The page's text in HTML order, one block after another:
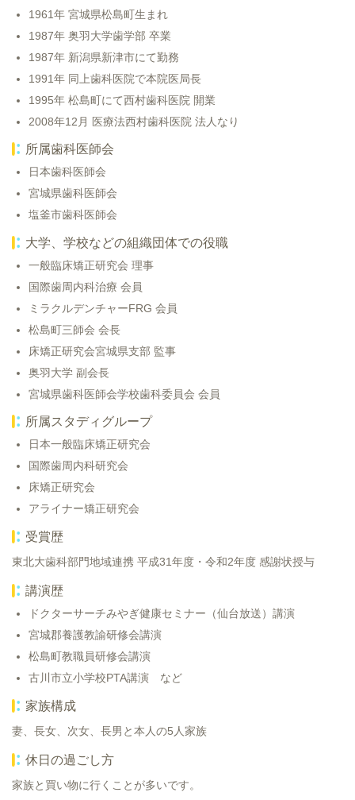
1961年 宮城県松島町生まれ
1987年 奥羽大学歯学部 卒業
1987年 新潟県新津市にて勤務
1991年 同上歯科医院で本院医局長
1995年 松島町にて西村歯科医院 開業
2008年12月 医療法西村歯科医院 法人なり
所属歯科医師会
日本歯科医師会
宮城県歯科医師会
塩釜市歯科医師会
大学、学校などの組織団体での役職
一般臨床矯正研究会 理事
国際歯周内科治療 会員
ミラクルデンチャーFRG 会員
松島町三師会 会長
床矯正研究会宮城県支部 監事
奥羽大学 副会長
宮城県歯科医師会学校歯科委員会 会員
所属スタディグループ
日本一般臨床矯正研究会
国際歯周内科研究会
床矯正研究会
アライナー矯正研究会
受賞歴
東北大歯科部門地域連携 平成31年度・令和2年度 感謝状授与
講演歴
ドクターサーチみやぎ健康セミナー（仙台放送）講演
宮城郡養護教諭研修会講演
松島町教職員研修会講演
古川市立小学校PTA講演 など
家族構成
妻、長女、次女、長男と本人の5人家族
休日の過ごし方
家族と買い物に行くことが多いです。